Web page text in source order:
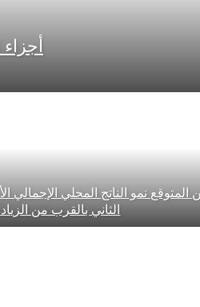
أجزاء الكتاب: 18
نمو الناتج المحلي الإجمالي الأمريكي
الثاني بالقرب من الزيادة في